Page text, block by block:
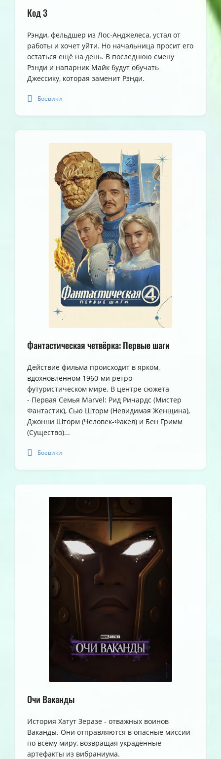
Код 3
Рэнди, фельдшер из Лос-Анджелеса, устал от
работы и хочет уйти. Но начальница просит его
остаться ещё на день. В последнюю смену
Рэнди и напарник Майк будут обучать
Джессику, которая заменит Рэнди.
Боевики
Фантастическая четвёрка: Первые шаги
Действие фильма происходит в ярком,
вдохновленном 1960-ми ретро-
футуристическом мире. В центре сюжета
- Первая Семья Marvel: Рид Ричардс (Мистер
Фантастик), Сью Шторм (Невидимая Женщина),
Джонни Шторм (Человек-Факел) и Бен Гримм
(Существо)...
Боевики
Очи Ваканды
История Хатут Зеразе - отважных воинов
Ваканды. Они отправляются в опасные миссии
по всему миру, возвращая украденные
артефакты из вибраниума.